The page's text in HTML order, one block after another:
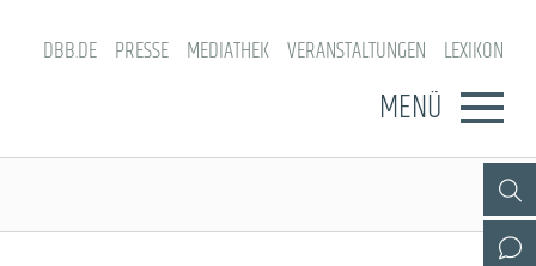
DBB.DE PRESSE MEDIATHEK VERANSTALTUNGEN LEXIKON
MENÜ